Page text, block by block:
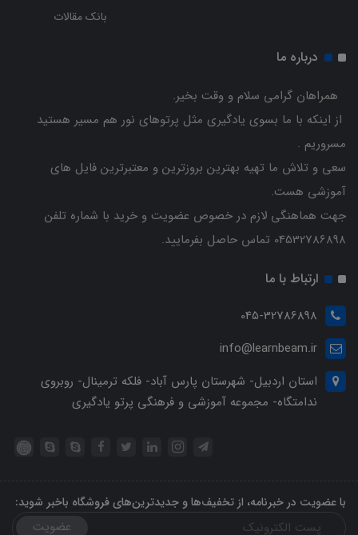
بانک مقالات
درباره ما
همراهان گرامی سلام و وقت بخیر.
از اینکه با ما بسوی یادگیری مثل پرتوهای نور هم مسیر هستید
مسروریم .
سعی و تلاش ما تهیه بهترین بروزترین و معتبرترین فایل های
آموزشی هست.
جهت هماهنگی لازم در خصوص عضویت و خرید با شماره تلفن
04532786898 تماس حاصل بفرمایید.
ارتباط با ما
045-32786898
info@learnbeam.ir
استان اردبیل- شهرستان پارس آباد- فلکه ترمینال- روبروی
ندامتگاه- مجموعه آموزشی و فرهنگی پرتو یادگیری
با عضویت در خبرنامه، از تخفیف‌ها و جدیدترین‌های فروشگاه باخبر شوید:
عضویت